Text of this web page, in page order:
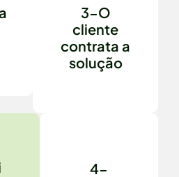
3-O
cliente
contrata a
solução
4-